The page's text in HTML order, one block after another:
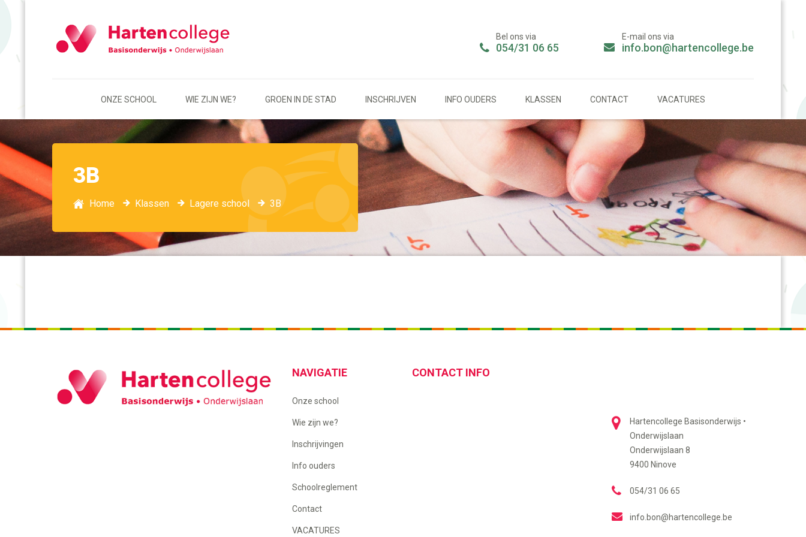
Bel ons via
054/31 06 65
E-mail ons via
info.bon@hartencollege.be
ONZE SCHOOL WIE ZIJN WE? GROEN IN DE STAD INSCHRIJVEN INFO OUDERS KLASSEN CONTACT VACATURES
3B
Home Klassen Lagere school 3B
NAVIGATIE
Onze school
Wie zijn we?
Inschrijvingen
Info ouders
Schoolreglement
Contact
VACATURES
CONTACT INFO
Hartencollege Basisonderwijs •
Onderwijslaan
Onderwijslaan 8
9400 Ninove
054/31 06 65
info.bon@hartencollege.be